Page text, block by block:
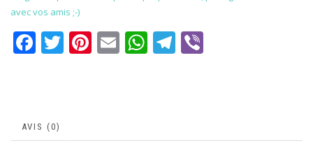
avec vos amis ;-)
Facebook
Twitter
Pinterest
EmailWhatsApp
Telegram
AVIS (0)